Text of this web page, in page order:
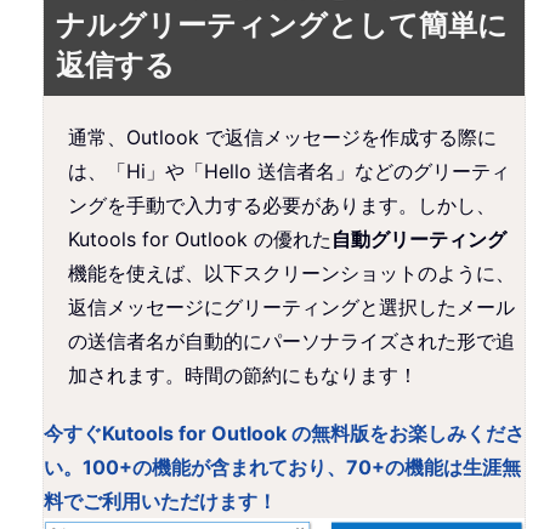
ナルグリーティングとして簡単に
返信する
通常、Outlook で返信メッセージを作成する際に
は、「Hi」や「Hello 送信者名」などのグリーティ
ングを手動で入力する必要があります。しかし、
Kutools for Outlook の優れた 自動グリーティング
機能を使えば、以下スクリーンショットのように、
返信メッセージにグリーティングと選択したメール
の送信者名が自動的にパーソナライズされた形で追
加されます。時間の節約にもなります！
今すぐKutools for Outlook の無料版をお楽しみくださ
い。100+の機能が含まれており、70+の機能は生涯無
料でご利用いただけます！